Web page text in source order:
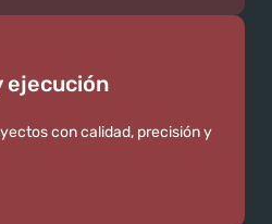
ejecución
con calidad, precisión y